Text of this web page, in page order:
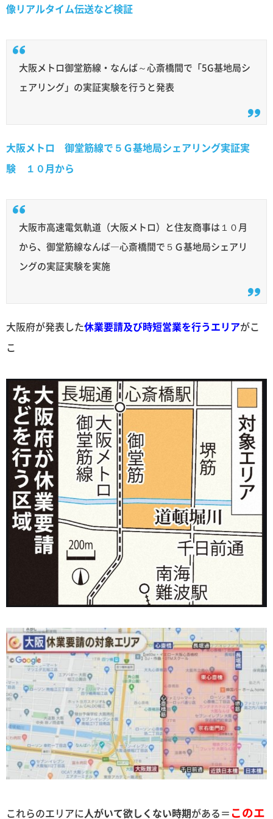
像リアルタイム伝送など検証
大阪メトロ御堂筋線・なんば～心斎橋間で「5G基地局シ
ェアリング」の実証実験を行うと発表
大阪メトロ 御堂筋線で５Ｇ基地局シェアリング実証実
験 １０月から
大阪市高速電気軌道（大阪メトロ）と住友商事は１０月
から、御堂筋線なんば―心斎橋間で５Ｇ基地局シェアリ
ングの実証実験を実施
大阪府が発表した休業要請及び時短営業を行うエリアがこ
こ
これらのエリアに人がいて欲しくない時期がある＝このエ